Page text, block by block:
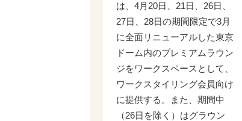
は、4月20日、21日、26日、
27日、28日の期間限定で3月
に全面リニューアルした東京
ドーム内のプレミアムラウン
ジをワークスペースとして、
ワークスタイリング会員向け
に提供する。また、期間中
（26日を除く）はグラウン